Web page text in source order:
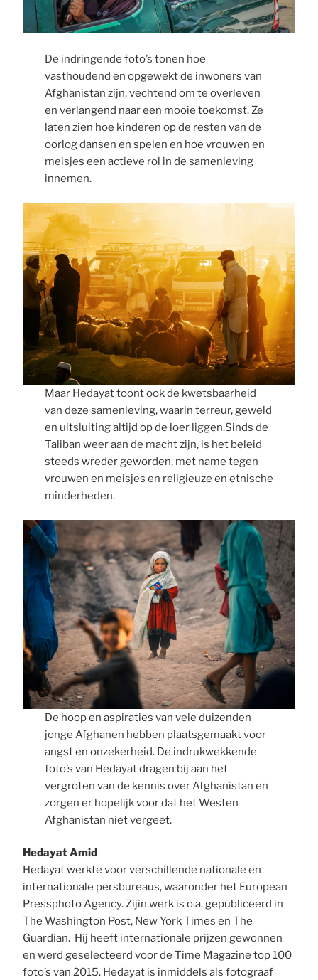
De indringende foto’s tonen hoe
vasthoudend en opgewekt de inwoners van
Afghanistan zijn, vechtend om te overleven
en verlangend naar een mooie toekomst. Ze
laten zien hoe kinderen op de resten van de
oorlog dansen en spelen en hoe vrouwen en
meisjes een actieve rol in de samenleving
innemen.
Maar Hedayat toont ook de kwetsbaarheid
van deze samenleving, waarin terreur, geweld
en uitsluiting altijd op de loer liggen.Sinds de
Taliban weer aan de macht zijn, is het beleid
steeds wreder geworden, met name tegen
vrouwen en meisjes en religieuze en etnische
minderheden.
De hoop en aspiraties van vele duizenden
jonge Afghanen hebben plaatsgemaakt voor
angst en onzekerheid. De indrukwekkende
foto’s van Hedayat dragen bij aan het
vergroten van de kennis over Afghanistan en
zorgen er hopelijk voor dat het Westen
Afghanistan niet vergeet.
Hedayat Amid
Hedayat werkte voor verschillende nationale en
internationale persbureaus, waaronder het European
Pressphoto Agency. Zijin werk is o.a. gepubliceerd in
The Washington Post, New York Times en The
Guardian. Hij heeft internationale prijzen gewonnen
en werd geselecteerd voor de Time Magazine top 100
foto’s van 2015. Hedayat is inmiddels als fotograaf